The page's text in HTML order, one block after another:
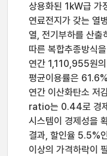
상용화된 1kW급 가
연료전지가 갖는 열
열, 전기부하를 산출
따른 복합추종방식
연간 1,110,955원
평균이용률은
연간 이산화탄소 저
ratio는 0.44로 경
시스템이 경제성을
결과, 할인율 5.5%
이상의 가격하락이